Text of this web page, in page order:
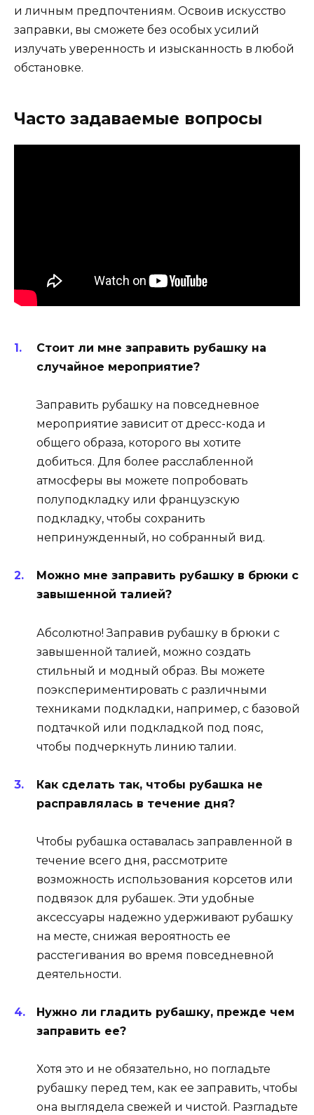
и личным предпочтениям. Освоив искусство
заправки, вы сможете без особых усилий
излучать уверенность и изысканность в любой
обстановке.
Часто задаваемые вопросы
Стоит ли мне заправить рубашку на
случайное мероприятие?
Заправить рубашку на повседневное
мероприятие зависит от дресс-кода и
общего образа, которого вы хотите
добиться. Для более расслабленной
атмосферы вы можете попробовать
полуподкладку или французскую
подкладку, чтобы сохранить
непринужденный, но собранный вид.
Можно мне заправить рубашку в брюки с
завышенной талией?
Абсолютно! Заправив рубашку в брюки с
завышенной талией, можно создать
стильный и модный образ. Вы можете
поэкспериментировать с различными
техниками подкладки, например, с базовой
подтачкой или подкладкой под пояс,
чтобы подчеркнуть линию талии.
Как сделать так, чтобы рубашка не
расправлялась в течение дня?
Чтобы рубашка оставалась заправленной в
течение всего дня, рассмотрите
возможность использования корсетов или
подвязок для рубашек. Эти удобные
аксессуары надежно удерживают рубашку
на месте, снижая вероятность ее
расстегивания во время повседневной
деятельности.
Нужно ли гладить рубашку, прежде чем
заправить ее?
Хотя это и не обязательно, но погладьте
рубашку перед тем, как ее заправить, чтобы
она выглядела свежей и чистой. Разгладьте